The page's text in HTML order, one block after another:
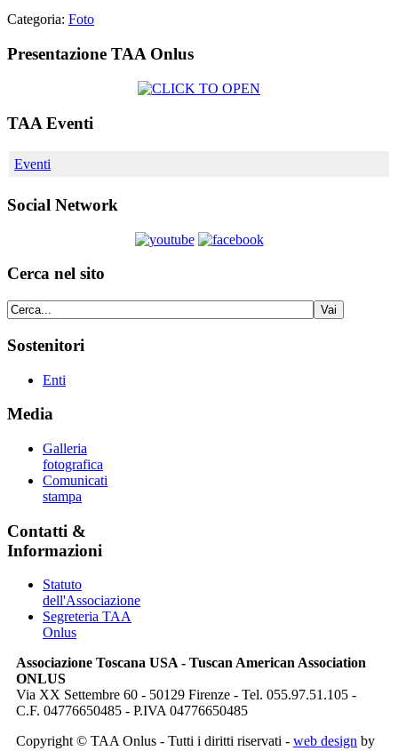
Categoria: Foto
Presentazione TAA Onlus
TAA Eventi
Eventi
Social Network
Cerca nel sito
Sostenitori
Enti
Media
Galleria
fotografica
Comunicati
stampa
Contatti &
Informazioni
Statuto
dell'Associazione
Segreteria TAA
Onlus
Associazione Toscana USA - Tuscan American Association
ONLUS
Via XX Settembre 60 - 50129 Firenze - Tel. 055.97.51.105 -
C.F. 04776650485 - P.IVA 04776650485
Copyright © TAA Onlus - Tutti i diritti riservati - web design by